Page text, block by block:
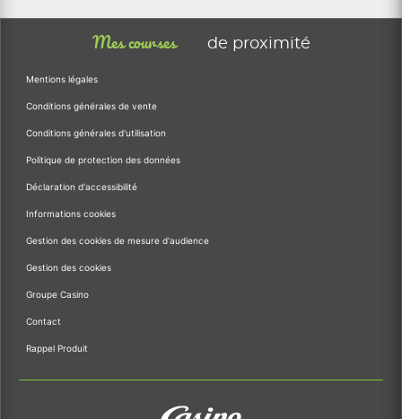
Mes courses de proximité
Mentions légales
Conditions générales de vente
Conditions générales d'utilisation
Politique de protection des données
Déclaration d'accessibilité
Informations cookies
Gestion des cookies de mesure d'audience
Gestion des cookies
Groupe Casino
Contact
Rappel Produit